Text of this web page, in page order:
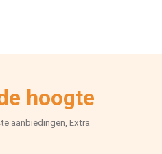
hoogte
aanbiedingen, Extra